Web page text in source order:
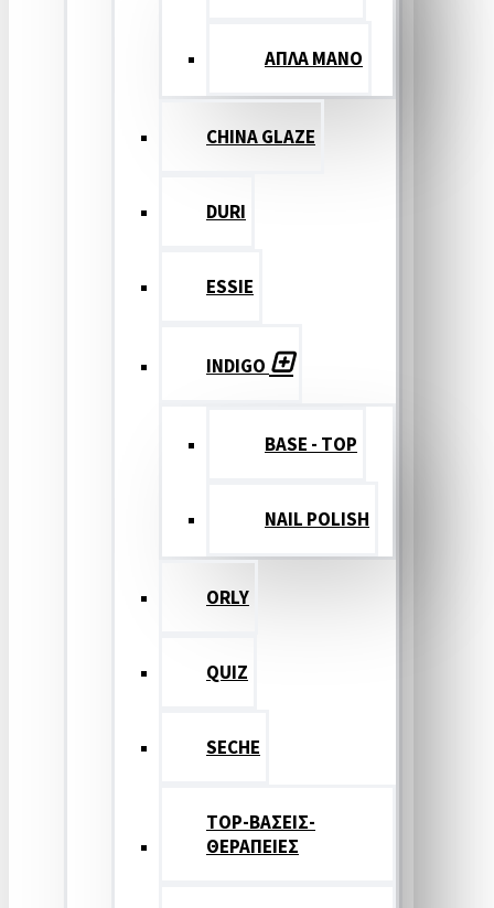
ΑΠΛΑ ΜΑΝΟ
CHINA GLAZE
DURI
ESSIE
INDIGO
BASE - TOP
NAIL POLISH
ORLY
QUIZ
SECHE
TOP-ΒΑΣΕΙΣ-
ΘΕΡΑΠΕΙΕΣ